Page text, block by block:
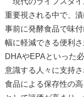
重要視される中で、
事前に発酵食品で味
幅に軽減できる便利
DHAやEPAといった
意識する人々に支持
食品による保存性の